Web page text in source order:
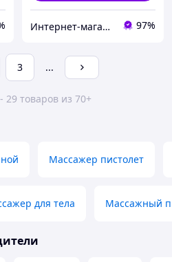
Интернет-магазин "АТМ" 97%
3 ...
29 товаров из 70+
Массажер пистолет
для тела Массажный